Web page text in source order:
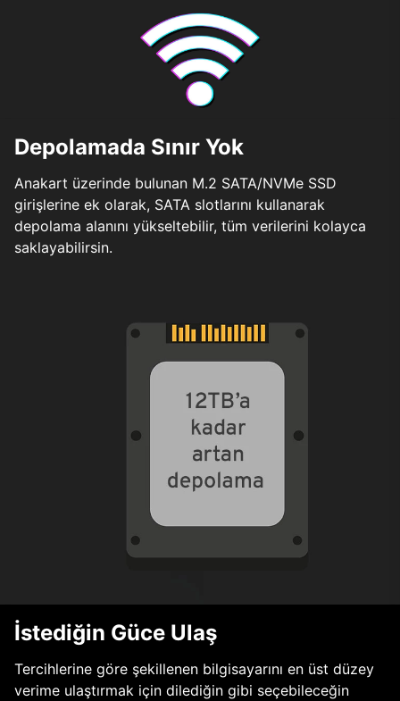
Depolamada Sınır Yok
Anakart üzerinde bulunan M.2 SATA/NVMe SSD
girişlerine ek olarak, SATA slotlarını kullanarak
depolama alanını yükseltebilir, tüm verilerini kolayca
saklayabilirsin.
İstediğin Güce Ulaş
Tercihlerine göre şekillenen bilgisayarını en üst düzey
verime ulaştırmak için dilediğin gibi seçebileceğin